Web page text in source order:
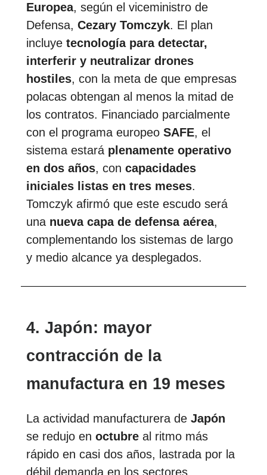
Europea, según el viceministro de
Defensa, Cezary Tomczyk. El plan
incluye tecnología para detectar,
interferir y neutralizar drones
hostiles, con la meta de que empresas
polacas obtengan al menos la mitad de
los contratos. Financiado parcialmente
con el programa europeo SAFE, el
sistema estará plenamente operativo
en dos años, con capacidades
iniciales listas en tres meses.
Tomczyk afirmó que este escudo será
una nueva capa de defensa aérea,
complementando los sistemas de largo
y medio alcance ya desplegados.
4. Japón: mayor
contracción de la
manufactura en 19 meses
La actividad manufacturera de Japón
se redujo en octubre al ritmo más
rápido en casi dos años, lastrada por la
débil demanda en los sectores